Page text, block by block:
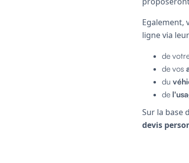
Egalement,
ligne via
de
de vos
du
de
Sur la base
devis